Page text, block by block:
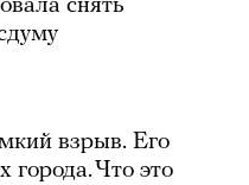
снять
взрыв. Его
города. Что это